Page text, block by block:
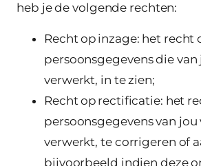
heb je de volgende rechten:
Recht op inzage: het recht
persoonsgegevens die
verwerkt, in te zien;
Recht op rectificatie: het
persoonsgegevens van
verwerkt, te corrigeren of
bijvoorbeeld indien deze